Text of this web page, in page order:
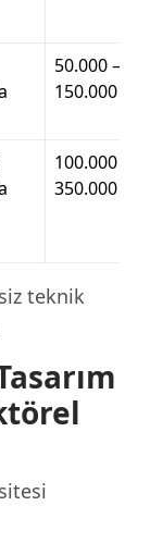
50.000 –
150.000 TL
100.000 –
350.000 TL
teknik